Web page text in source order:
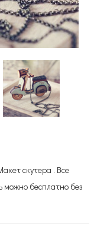
скутера . Все
можно бесплатно без